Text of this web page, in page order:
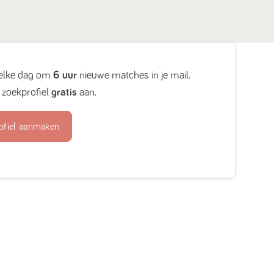
dag om6 uur nieuwe matches in je mail.
zoekprofielgratis aan.
aanmaken